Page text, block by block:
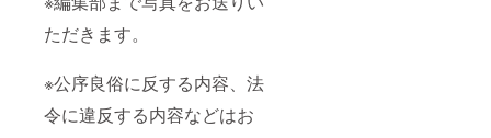
ただきます。
※公序良俗に反する内容、法
令に違反する内容などはお